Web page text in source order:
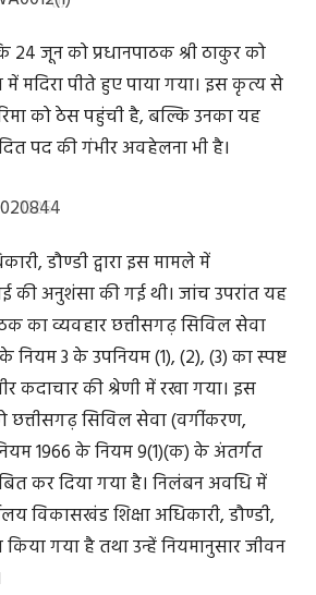
24 जून को प्रधानपाठक श्री ठाकुर को
मदिरा पीते हुए पाया गया। इस कृत्य से
को ठेस पहुंची है, बल्कि उनका यह
पद की गंभीर अवहेलना भी है।
डौण्डी द्वारा इस मामले में
की अनुशंसा की गई थी। जांच उपरांत यह
का व्यवहार छत्तीसगढ़ सिविल सेवा
3 के उपनियम (1), (2), (3) का स्पष्ट
कदाचार की श्रेणी में रखा गया। इस
छत्तीसगढ़ सिविल सेवा (वर्गीकरण,
1966 के नियम 9(1)(क) के अंतर्गत
कर दिया गया है। निलंबन अवधि में
विकासखंड शिक्षा अधिकारी, डौण्डी,
किया गया है तथा उन्हें नियमानुसार जीवन